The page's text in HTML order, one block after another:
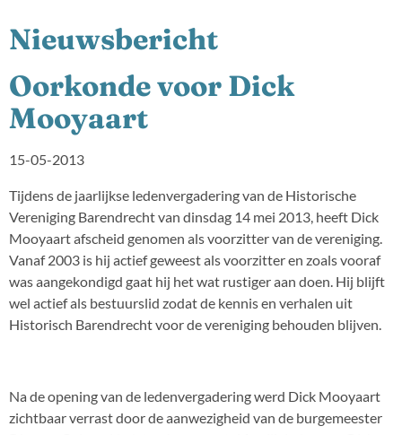
Nieuwsbericht
Oorkonde voor Dick
Mooyaart
15-05-2013
Tijdens de jaarlijkse ledenvergadering van de Historische
Vereniging Barendrecht van dinsdag 14 mei 2013, heeft Dick
Mooyaart afscheid genomen als voorzitter van de vereniging.
Vanaf 2003 is hij actief geweest als voorzitter en zoals vooraf
was aangekondigd gaat hij het wat rustiger aan doen. Hij blijft
wel actief als bestuurslid zodat de kennis en verhalen uit
Historisch Barendrecht voor de vereniging behouden blijven.
Na de opening van de ledenvergadering werd Dick Mooyaart
zichtbaar verrast door de aanwezigheid van de burgemeester